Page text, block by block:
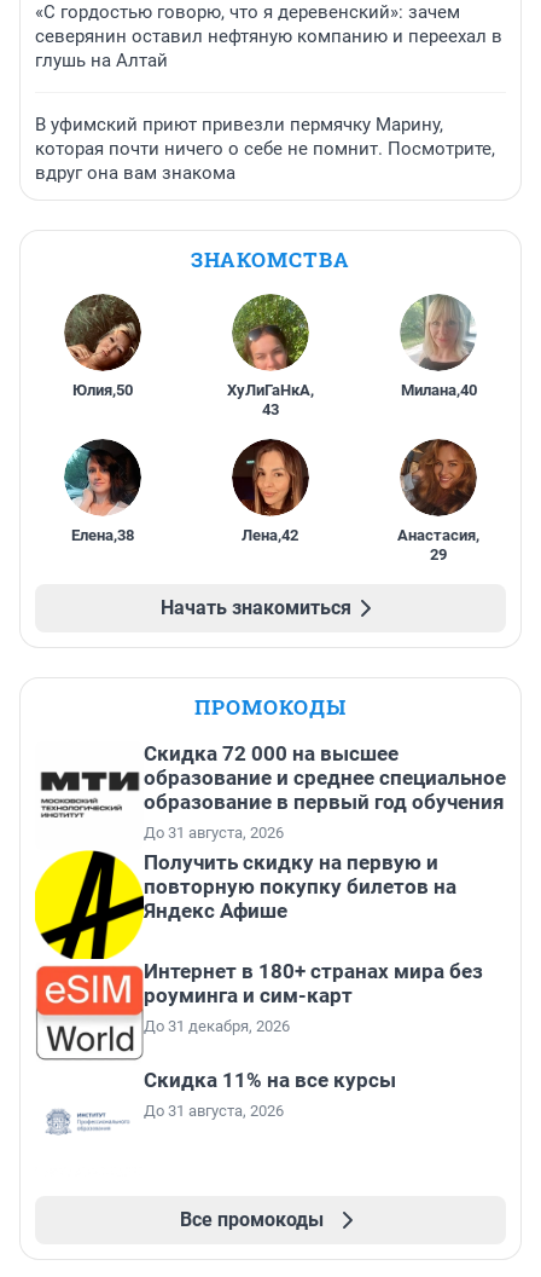
«С гордостью говорю, что я деревенский»: зачем
северянин оставил нефтяную компанию и переехал в
глушь на Алтай
В уфимский приют привезли пермячку Марину,
которая почти ничего о себе не помнит. Посмотрите,
вдруг она вам знакома
ЗНАКОМСТВА
Юлия,50 ХуЛиГаНкА,
43
Милана,40
Елена,38 Лена,42 Анастасия,
29
Начать знакомиться
ПРОМОКОДЫ
Скидка 72 000 на высшее
образование и среднее специальное
образование в первый год обучения
До 31 августа, 2026
Получить скидку на первую и
повторную покупку билетов на
Яндекс Афише
Интернет в 180+ странах мира без
роуминга и сим-карт
До 31 декабря, 2026
Скидка 11% на все курсы
До 31 августа, 2026
Все промокоды